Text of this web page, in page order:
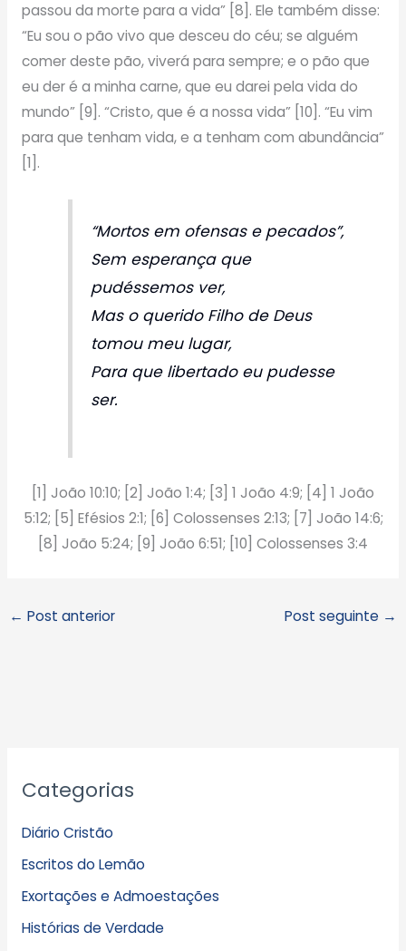
passou da morte para a vida” [8]. Ele também disse:
“Eu sou o pão vivo que desceu do céu; se alguém
comer deste pão, viverá para sempre; e o pão que
eu der é a minha carne, que eu darei pela vida do
mundo” [9]. “Cristo, que é a nossa vida” [10]. “Eu vim
para que tenham vida, e a tenham com abundância”
[1].
“Mortos em ofensas e pecados”,
Sem esperança que
pudéssemos ver,
Mas o querido Filho de Deus
tomou meu lugar,
Para que libertado eu pudesse
ser.
[1] João 10:10; [2] João 1:4; [3] 1 João 4:9; [4] 1 João
5:12; [5] Efésios 2:1; [6] Colossenses 2:13; [7] João 14:6;
[8] João 5:24; [9] João 6:51; [10] Colossenses 3:4
← Post anterior Post seguinte →
Categorias
Diário Cristão
Escritos do Lemão
Exortações e Admoestações
Histórias de Verdade
r
i
v
o